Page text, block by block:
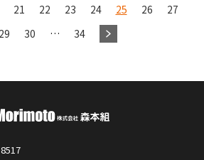
21 22 23 24 25 26
27
29 30 … 34